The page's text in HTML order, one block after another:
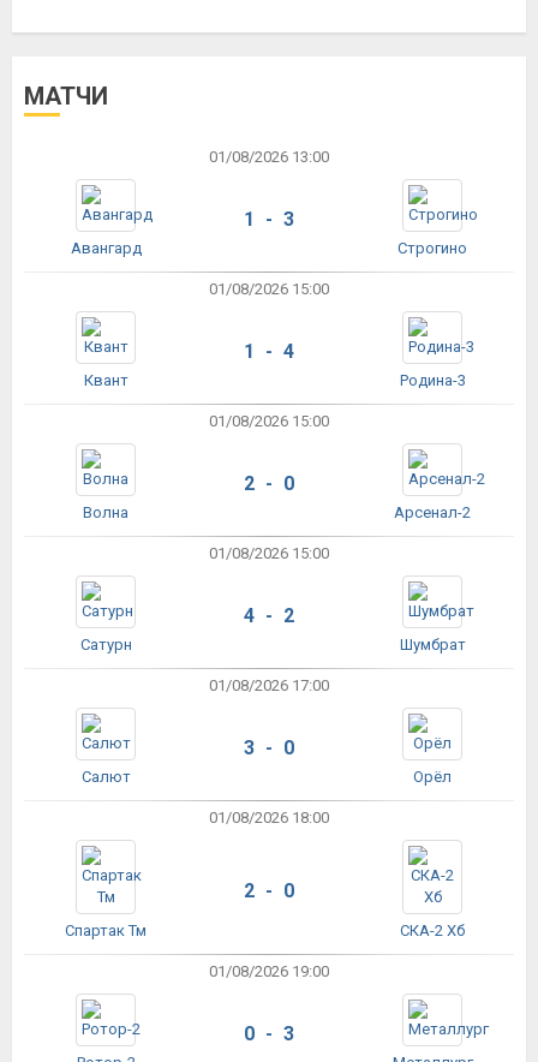
МАТЧИ
01/08/2026 13:00
Авангард
1 - 3
Строгино
01/08/2026 15:00
Квант
1 - 4
Родина-3
01/08/2026 15:00
Волна
2 - 0
Арсенал-2
01/08/2026 15:00
Сатурн
4 - 2
Шумбрат
01/08/2026 17:00
Салют
3 - 0
Орёл
01/08/2026 18:00
Спартак Тм
2 - 0
СКА-2 Хб
01/08/2026 19:00
0 - 3